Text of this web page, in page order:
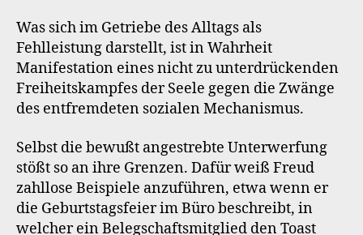
Was sich im Getriebe des Alltags als
Fehlleistung darstellt, ist in Wahrheit
Manifestation eines nicht zu unterdrückenden
Freiheitskampfes der Seele gegen die Zwänge
des entfremdeten sozialen Mechanismus.
Selbst die bewußt angestrebte Unterwerfung
stößt so an ihre Grenzen. Dafür weiß Freud
zahllose Beispiele anzuführen, etwa wenn er
die Geburtstagsfeier im Büro beschreibt, in
welcher ein Belegschaftsmitglied den Toast